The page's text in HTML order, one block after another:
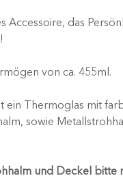
Accessoire, das
von ca. 455ml.
ein Thermoglas mit
sowie
und Deckel bitte